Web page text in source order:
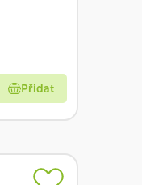
Přidat